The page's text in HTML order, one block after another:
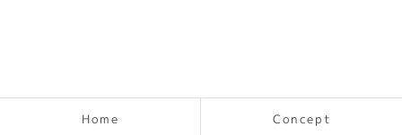
Home Concept